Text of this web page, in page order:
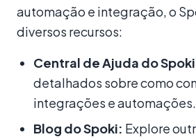
automação e integração, o
diversos recursos:
Central de Ajuda do
detalhados sobre como
integrações e automações.
Blog do Spoki: Explore